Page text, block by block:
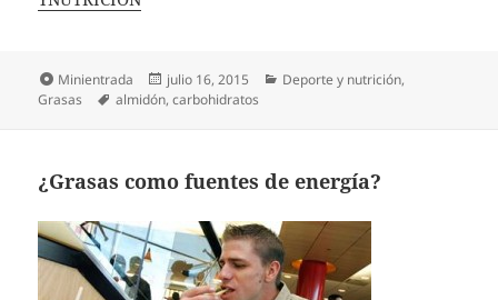
Formato
Minientrada
Publicado
el
julio 16, 2015 Categorías
Deporte y nutrición,
Grasas
Etiquetas
almidón,carbohidratos
¿Grasas como fuentes de energía?